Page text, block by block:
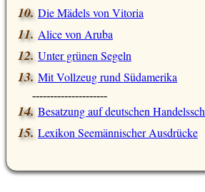
Die Mädels von Vitoria
Alice von Aruba
Unter grünen Segeln
Mit Vollzeug rund Südamerika
---------------------
Besatzung auf deutschen
Lexikon Seemännischer Ausdrücke